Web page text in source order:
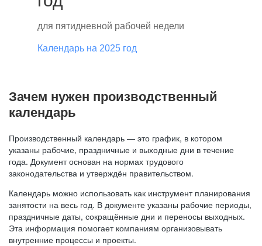
для пятидневной рабочей недели
Календарь на 2025 год
Зачем нужен производственный
календарь
Производственный календарь — это график, в котором
указаны рабочие, праздничные и выходные дни в течение
года. Документ основан на нормах трудового
законодательства и утверждён правительством.
Календарь можно использовать как инструмент планирования
занятости на весь год. В документе указаны рабочие периоды,
праздничные даты, сокращённые дни и переносы выходных.
Эта информация помогает компаниям организовывать
внутренние процессы и проекты.